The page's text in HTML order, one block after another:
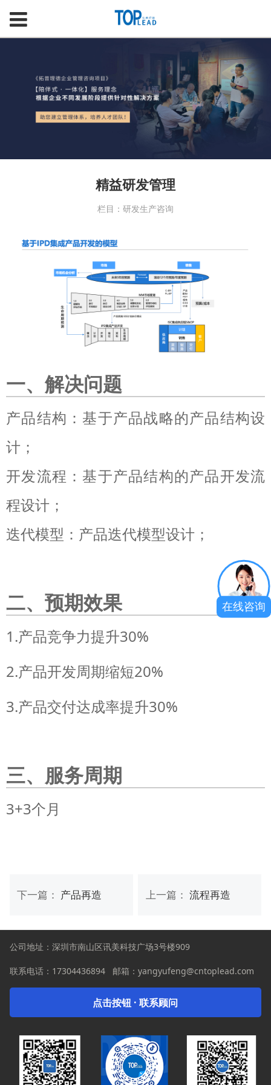
精益研发管理
栏目：研发生产咨询
一、解决问题
产品结构：基于产品战略的产品结构设
计；
开发流程：基于产品结构的产品开发流
程设计；
迭代模型：产品迭代模型设计；
二、预期效果
1.产品竞争力提升30%
2.产品开发周期缩短20%
3.产品交付达成率提升30%
三、服务周期
3+3个月
上一篇： 流程再造
下一篇： 产品再造
公司地址：深圳市南山区讯美科技广场3号楼909
联系电话： 17304436894 邮箱：yangyufeng@cntoplead.com
点击按钮 · 联系顾问
在线咨询